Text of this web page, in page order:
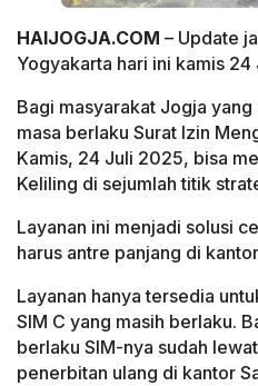
HAIJOGJA.COM – Update
Yogyakarta hari ini kamis
Bagi masyarakat Jogja
masa berlaku Surat Izin
Kamis, 24 Juli 2025, bisa
Keliling di sejumlah titik
Layanan ini menjadi solusi
harus antre panjang di
Layanan hanya tersedia
SIM C yang masih berlaku.
berlaku SIM-nya sudah
penerbitan ulang di kantor